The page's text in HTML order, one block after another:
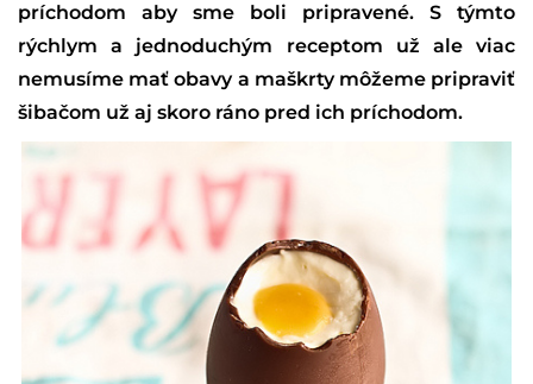
príchodom aby sme boli pripravené. S týmto
rýchlym a jednoduchým receptom už ale viac
nemusíme mať obavy a maškrty môžeme pripraviť
šibačom už aj skoro ráno pred ich príchodom.